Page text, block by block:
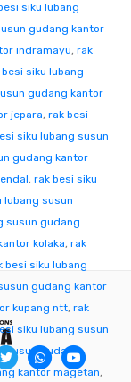
siku lubang
gudang kantor
indramayu, rak
siku lubang
gudang kantor
jepara, rak besi
siku lubang susun
gudang kantor
, rak besi siku
lubang susun
susun gudang
kolaka, rak
besi siku lubang
gudang kantor
kupang ntt, rak
siku lubang susun
susun gudang
kantor magetan,